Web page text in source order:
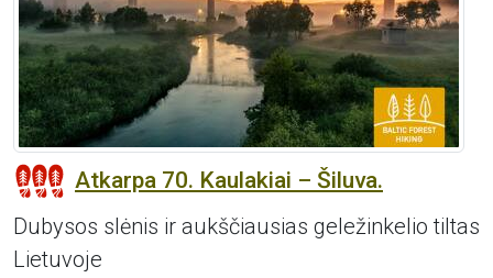
Atkarpa 70. Kaulakiai – Šiluva.
Dubysos slėnis ir aukščiausias geležinkelio tiltas
Lietuvoje